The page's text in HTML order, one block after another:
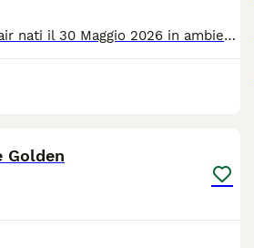
Splendidi cuccioli British Longhair nati il 30 Maggio 2026 in ambiente familiare. Genitori cresciuti con amore e rispetto, molto affettuosi e dal carattere equilibrato. Entrambi possiedono Pedigree da riproduzione e sono modelli per diverse aziende del Pet. La mamma è di alta genealogia e figlia di campioni di bellezza. Entrambi presenti e visibili, testati FIV/FELV, PKD1 e gruppo sanguigno. I cuccioli verranno ceduti a 90gg, sverminati, vaccinati, con certificato di buona salute e Pedigree, solo da compagnia. I gattini sono già abituati alla lettiera, ed è già stata fatta abituazione ai rumori, quali temporale aspirapolvere musica. E' previsto un incontro/conoscenza obbligatorio pre affido. Per ulteriori dettagli, foto e video, contattare il numero 351 5585832
Golden